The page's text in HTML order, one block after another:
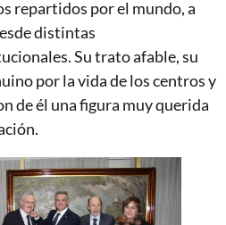
repartidos por el mundo, a
distintas
Su trato afable, su
por la vida de los centros y
de él una figura muy querida